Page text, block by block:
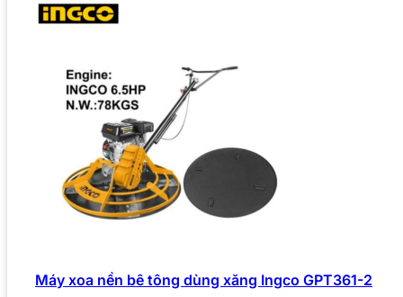
Máy xoa nền bê tông dùng xăng Ingco GPT361-2